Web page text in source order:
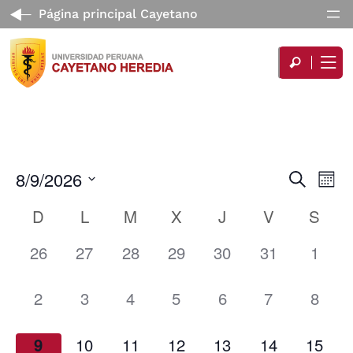
Página principal Cayetano
Buscar
Mes
8/9/2026
fecha.
Calendario
Eventos
D L M X J V
S
0
26
0
27
0
28
0
29
0
30
0
31
0
1
0
2
0
3
0
4
0
5
0
6
0
7
0
8
0
9
0
10
0
11
0
12
0
13
0
14
1
15